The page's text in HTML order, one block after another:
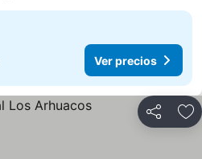
Ver precios
Compartir